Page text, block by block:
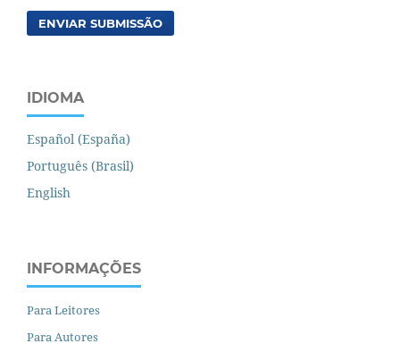
ENVIAR SUBMISSÃO
IDIOMA
Español (España)
Português (Brasil)
English
INFORMAÇÕES
Para Leitores
Para Autores